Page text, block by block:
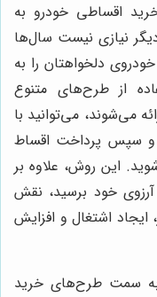
اقساطی خودرو به
نیازی نیست سال‌ها
خودروی دلخواهتان را به
از طرح‌های متنوع
می‌شوند، می‌توانید با
و سپس پرداخت اقساط
این روش، علاوه بر
خود برسید، نقش
اشتغال و افزایش
به سمت طرح‌های خرید